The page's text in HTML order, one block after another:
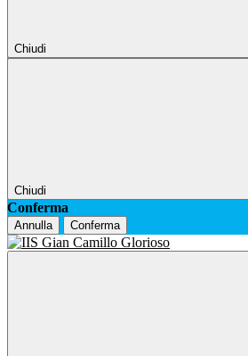
Chiudi
Chiudi
Conferma
Annulla Conferma